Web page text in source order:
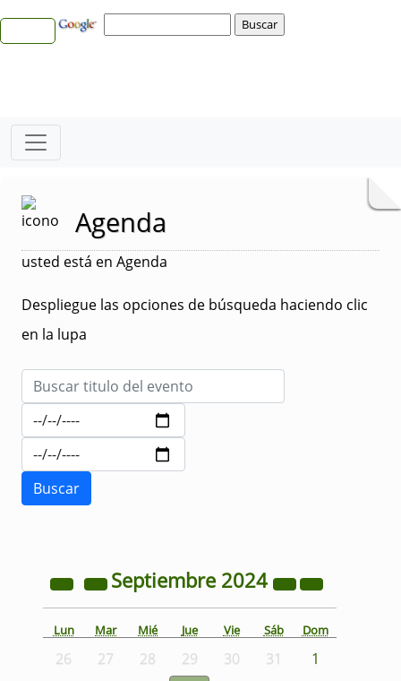
Agenda
usted está en Agenda
Despliegue las opciones de búsqueda haciendo clic
en la lupa
Septiembre 2024
Lun Mar Mié Jue Vie Sáb Dom
26 27 28 29 30 31
1